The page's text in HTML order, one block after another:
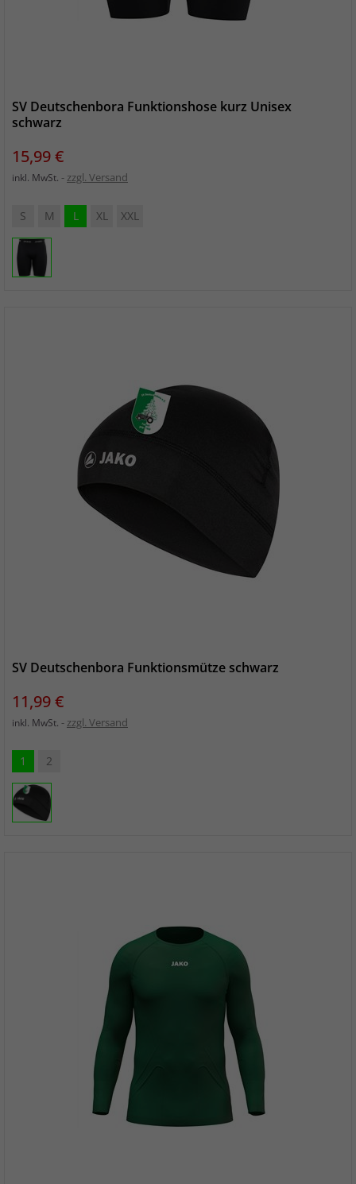
SV Deutschenbora Funktionshose kurz Unisex
schwarz
Preis
15,99 €
inkl. MwSt. zzgl. Versand
S M L XL XXL
SV Deutschenbora Funktionsmütze schwarz
Preis
11,99 €
inkl. MwSt. zzgl. Versand
1 2